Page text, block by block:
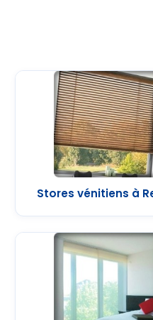
Stores vénitiens à